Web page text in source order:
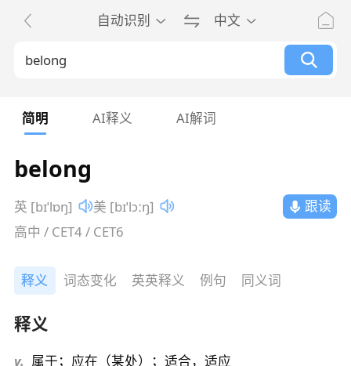
自动识别 中文
简明 AI释义 AI解词
belong
英 [bɪˈlɒŋ] 美 [bɪˈlɔːŋ]
跟读
高中 / CET4 / CET6
释义 词态变化 英英释义 例句 同义词
释义
v. 属于；应在（某处）；适合，适应